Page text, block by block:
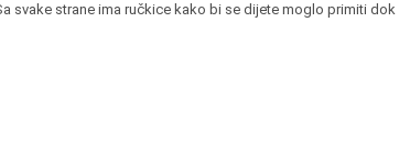
svake strane ima ručkice kako bi se dijete moglo primiti